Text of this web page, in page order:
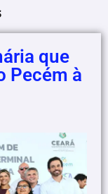
que
Pecém à